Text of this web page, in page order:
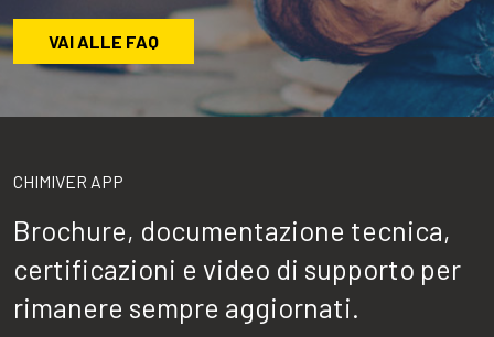
VAI ALLE FAQ
CHIMIVER APP
Brochure, documentazione tecnica,
certificazioni e video di supporto per
rimanere sempre aggiornati.